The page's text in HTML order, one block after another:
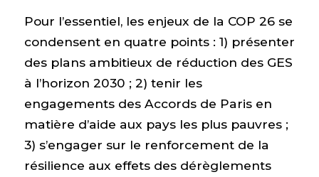
Pour l’essentiel, les enjeux de la COP 26 se
condensent en quatre points : 1) présenter
des plans ambitieux de réduction des GES
à l’horizon 2030 ; 2) tenir les
engagements des Accords de Paris en
matière d’aide aux pays les plus pauvres ;
3) s’engager sur le renforcement de la
résilience aux effets des dérèglements